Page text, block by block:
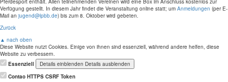
Pferdesport enthält. Allen teilnehmenden Vereinen wird eine Box im Anschluss kostenlos zur
Verfügung gestellt. In diesem Jahr findet die Veranstaltung online statt; um Anmeldungen (per E-
Mail an jugend@lpbb.de) bis zum 8. Oktober wird gebeten.
Zurück
▲ nach oben
Diese Website nutzt Cookies. Einige von ihnen sind essenziell, während andere helfen, diese
Website zu verbessern.
Essenziell
Details einblenden Details ausblenden
Contao HTTPS CSRF Token